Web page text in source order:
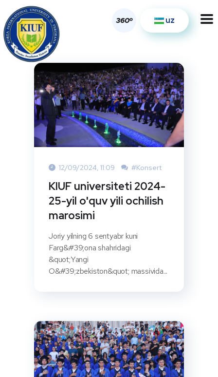
360o uz
12/09/2024, 11:09 #Konsert
KIUF universiteti 2024-
25-yil o'quv yili ochilish
marosimi
Joriy yilning 6 sentyabr kuni
Farg&#39;ona shahridagi
&quot;Yangi
O&#39;zbekiston&quot; massivida...